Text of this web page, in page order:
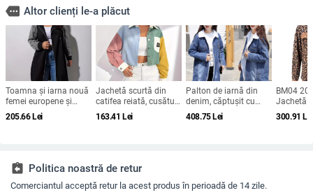
more Altor clienți le-a plăcut
Toamna și iarna nouă
femei europene și
americane elegante
lungi cu glugă
205.66Lei
Jachetă scurtă din
catifea reiată, cusături
contrastante de
culoare, subțire, vrac,
163.41 Lei
Palton de iarnă din
denim, căptușit cu
fleece, de mărime plus,
din lână de miel, de
408.75Lei
BM04
Jachetă
femei,
300.91 Lei
assignment_return Politica noastră de retur
Comerciantul acceptă retur la acest produs în perioadă de 14 zile.